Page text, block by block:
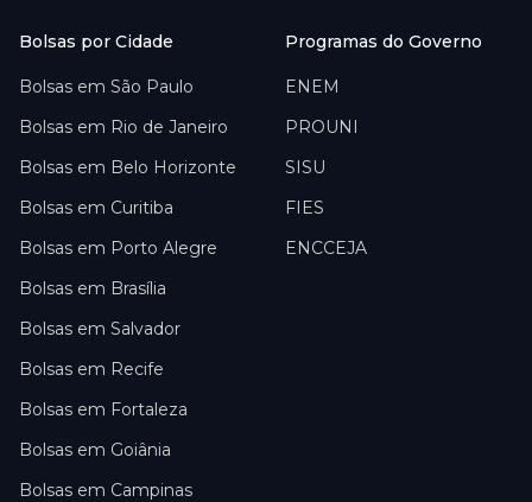
Bolsas por Cidade
Bolsas em São Paulo
Bolsas em Rio de Janeiro
Bolsas em Belo Horizonte
Bolsas em Curitiba
Bolsas em Porto Alegre
Bolsas em Brasília
Bolsas em Salvador
Bolsas em Recife
Bolsas em Fortaleza
Bolsas em Goiânia
Bolsas em Campinas
Programas do Governo
ENEM
PROUNI
SISU
FIES
ENCCEJA